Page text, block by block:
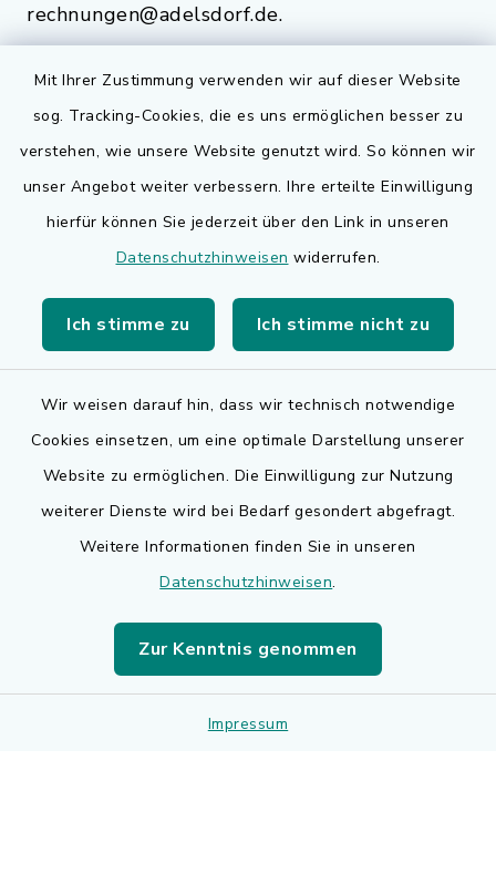
Mit Ihrer Zustimmung verwenden wir auf dieser Website
sog. Tracking-Cookies, die es uns ermöglichen besser zu
verstehen, wie unsere Website genutzt wird. So können wir
unser Angebot weiter verbessern. Ihre erteilte Einwilligung
hierfür können Sie jederzeit über den Link in unseren
Datenschutzhinweisen widerrufen.
Ich stimme zu Ich stimme nicht zu
Wir weisen darauf hin, dass wir technisch notwendige
Cookies einsetzen, um eine optimale Darstellung unserer
Website zu ermöglichen. Die Einwilligung zur Nutzung
weiterer Dienste wird bei Bedarf gesondert abgefragt.
Weitere Informationen finden Sie in unseren
Datenschutzhinweisen.
Zur Kenntnis genommen
Impressum
rechnungen@adelsdorf.de.
Quicklinks
Bauen in Adelsdorf
BayernPortal
Landkreis Erlangen-Höchstadt
Barrierefreiheit
Impressum
Sitemap